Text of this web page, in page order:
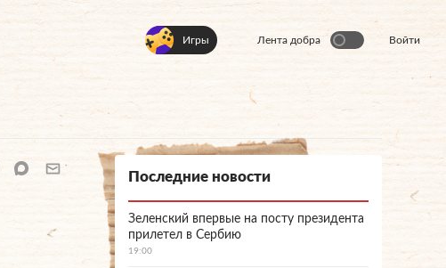
Игры Лента добра Войти
Последние новости
Зеленский впервые на посту президента
прилетел в Сербию
19:00